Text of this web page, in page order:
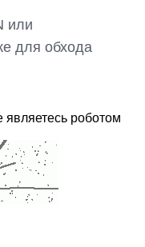
или
для обхода
роботом